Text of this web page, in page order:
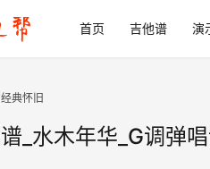
首页 吉他谱 演
经典怀旧
_水木年华_G调弹